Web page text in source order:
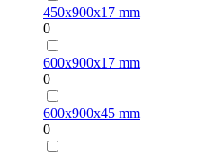
450х900х17 mm
0
600х900х17 mm
0
600х900х45 mm
0